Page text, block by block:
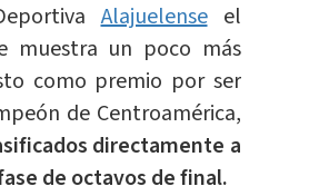
Alajuelenseel
muestra un poco más
como premio por ser
de Centroamérica,
directamente a
de octavos de final.